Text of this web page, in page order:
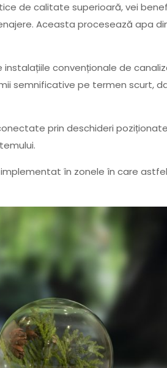
de calitate superioară, vei
Aceasta procesează apa
convenționale de
semnificative pe termen scurt,
prin deschideri
în zonele în care